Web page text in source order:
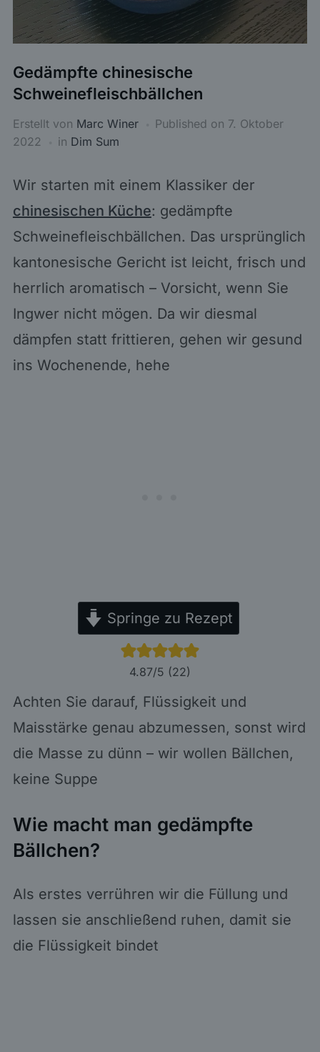
Gedämpfte chinesische
Schweinefleischbällchen
Erstellt von Marc Winer Published on 7. Oktober
2022
in Dim Sum
Wir starten mit einem Klassiker der
chinesischen Küche: gedämpfte
Schweinefleischbällchen. Das ursprünglich
kantonesische Gericht ist leicht, frisch und
herrlich aromatisch – Vorsicht, wenn Sie
Ingwer nicht mögen. Da wir diesmal
dämpfen statt frittieren, gehen wir gesund
ins Wochenende, hehe
Springe zu Rezept
4.87/5 (22)
Achten Sie darauf, Flüssigkeit und
Maisstärke genau abzumessen, sonst wird
die Masse zu dünn – wir wollen Bällchen,
keine Suppe
Wie macht man gedämpfte
Bällchen?
Als erstes verrühren wir die Füllung und
lassen sie anschließend ruhen, damit sie
die Flüssigkeit bindet